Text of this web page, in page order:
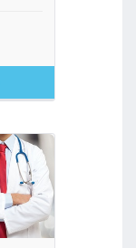
Voir